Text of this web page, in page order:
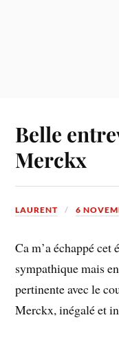
Belle
Merckx
LAURENT 6
Ca m’a échappé cet
sympathique mais
pertinente avec le
Merckx, inégalé et